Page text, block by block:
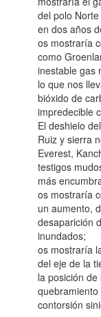
del polo
en dos años
os mostraría
como
inestable gas
lo que nos
bióxido de
impredecible
El deshielo
Ruiz y sierra
Everest,
testigos
más
os mostraría
un aumento,
desaparición
inundados;
os mostraría
del eje de la
la posición
contorsión